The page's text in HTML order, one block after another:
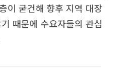
이 굳건해 향후 지역 대장
때문에 수요자들의 관심